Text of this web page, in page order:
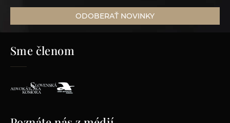
ODOBERAŤ NOVINKY
Sme členom